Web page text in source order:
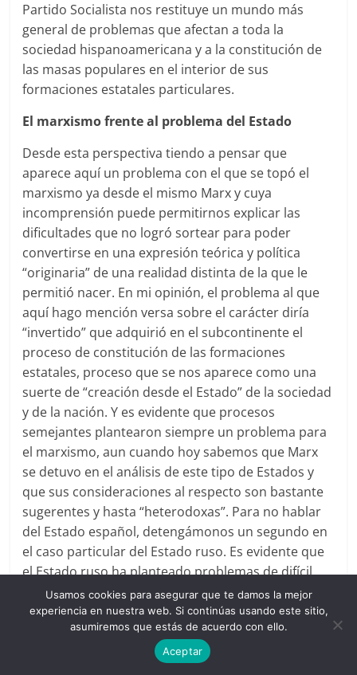
Partido Socialista nos restituye un mundo más
general de problemas que afectan a toda la
sociedad hispanoamericana y a la constitución de
las masas populares en el interior de sus
formaciones estatales particulares.
El marxismo frente al problema del Estado
Desde esta perspectiva tiendo a pensar que
aparece aquí un problema con el que se topó el
marxismo ya desde el mismo Marx y cuya
incomprensión puede permitirnos explicar las
dificultades que no logró sortear para poder
convertirse en una expresión teórica y política
“originaria” de una realidad distinta de la que le
permitió nacer. En mi opinión, el problema al que
aquí hago mención versa sobre el carácter diría
“invertido” que adquirió en el subcontinente el
proceso de constitución de las formaciones
estatales, proceso que se nos aparece como una
suerte de “creación desde el Estado” de la sociedad
y de la nación. Y es evidente que procesos
semejantes plantearon siempre un problema para
el marxismo, aun cuando hoy sabemos que Marx
se detuvo en el análisis de este tipo de Estados y
que sus consideraciones al respecto son bastante
sugerentes y hasta “heterodoxas”. Para no hablar
del Estado español, detengámonos un segundo en
el caso particular del Estado ruso. Es evidente que
el Estado ruso ha planteado problemas de difícil
resolución para el marxismo. No, claro está, para
los historiadores soviéticos, que habituados como
están a sustituir historiografía por ideología, no
abordan o eluden el problema en su verdadera
Usamos cookies para asegurar que te damos la mejor
experiencia en nuestra web. Si continúas usando este sitio,
asumiremos que estás de acuerdo con ello.
Aceptar